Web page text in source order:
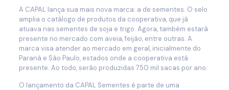
A CAPAL lança sua mais nova marca: a de sementes. O selo
amplia o catálogo de produtos da cooperativa, que já
atuava nas sementes de soja e trigo. Agora, também estará
presente no mercado com aveia, feijão, entre outras. A
marca visa atender ao mercado em geral, inicialmente do
Paraná e São Paulo, estados onde a cooperativa está
presente. Ao todo, serão produzidas 750 mil sacas por ano.
O lançamento da CAPAL Sementes é parte de uma